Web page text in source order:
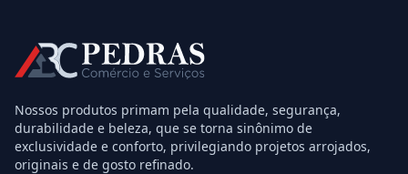
Nossos produtos primam pela qualidade, segurança,
durabilidade e beleza, que se torna sinônimo de
exclusividade e conforto, privilegiando projetos arrojados,
originais e de gosto refinado.